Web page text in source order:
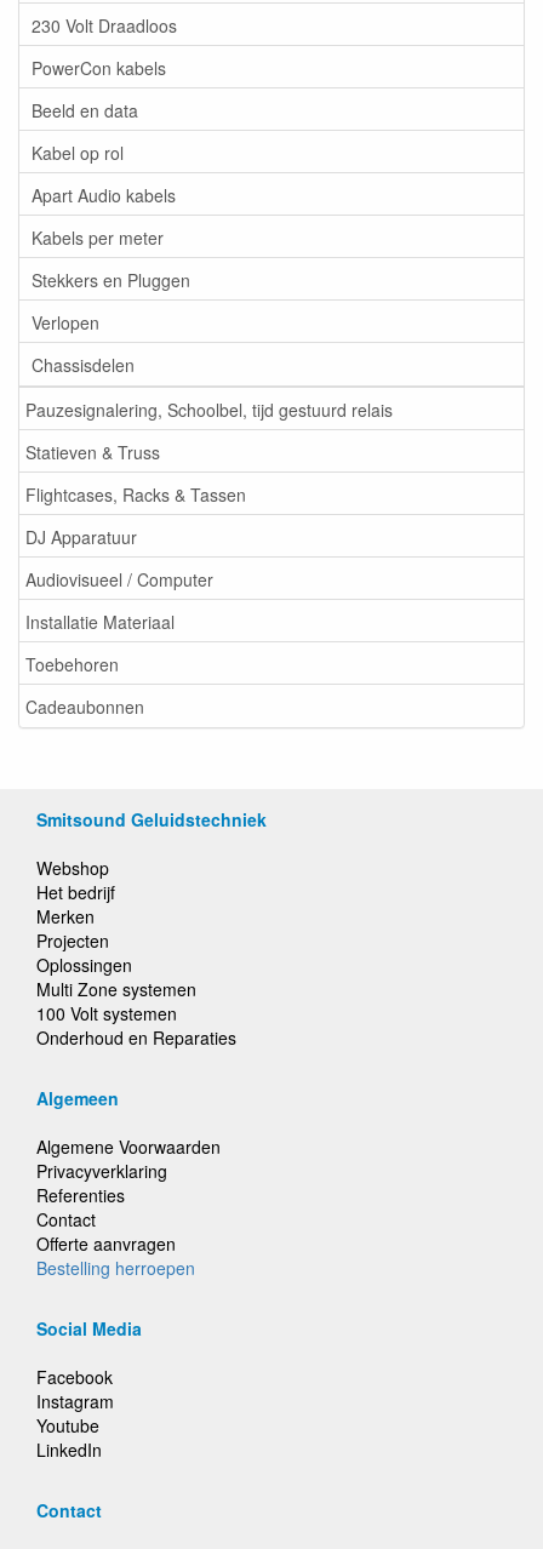
230 Volt Draadloos
PowerCon kabels
Beeld en data
Kabel op rol
Apart Audio kabels
Kabels per meter
Stekkers en Pluggen
Verlopen
Chassisdelen
Pauzesignalering, Schoolbel, tijd gestuurd relais
Statieven & Truss
Flightcases, Racks & Tassen
DJ Apparatuur
Audiovisueel / Computer
Installatie Materiaal
Toebehoren
Cadeaubonnen
Smitsound Geluidstechniek
Webshop
Het bedrijf
Merken
Projecten
Oplossingen
Multi Zone systemen
100 Volt systemen
Onderhoud en Reparaties
Algemeen
Algemene Voorwaarden
Privacyverklaring
Referenties
Contact
Offerte aanvragen
Bestelling herroepen
Social Media
Facebook
Instagram
Youtube
LinkedIn
Contact